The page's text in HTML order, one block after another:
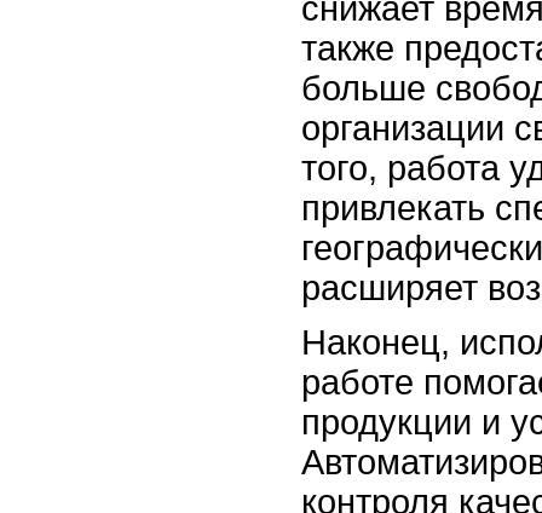
снижает
также
больше
организации
того, работа
привлекать
расширяет
Наконец,
работе
продукции и
контроля